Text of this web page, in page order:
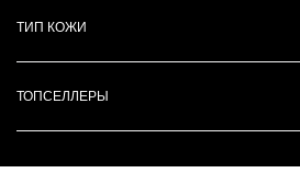
ТИП КОЖИ
ТОПСЕЛЛЕРЫ